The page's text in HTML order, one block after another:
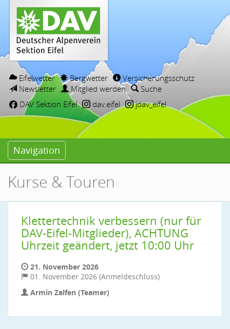
Eifelwetter Bergwetter
Versicherungsschutz
Newsletter
Mitglied werden
Suche
DAV Sektion Eifel
dav.eifel jdav_eifel
Navigation
Kurse & Touren
Klettertechnik verbessern (nur für
DAV-Eifel-Mitglieder), ACHTUNG
Uhrzeit geändert, jetzt 10:00 Uhr
21. November 2026
01. November 2026 (Anmeldeschluss)
Armin Zalfen (Teamer)